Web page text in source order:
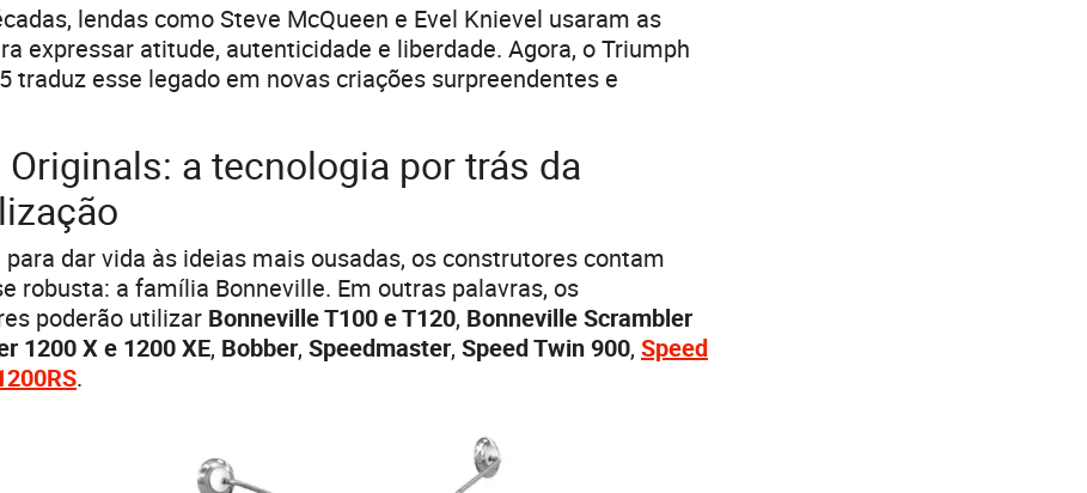
lendas como Steve McQueen e Evel Knievel usaram as
expressar atitude, autenticidade e liberdade. Agora, o Triumph
traduz esse legado em novas criações surpreendentes e
a tecnologia por trás da
para dar vida às ideias mais ousadas, os construtores contam
robusta: a família Bonneville. Em outras palavras, os
poderão utilizar Bonneville T100 e T120, Bonneville Scrambler
1200 X e 1200 XE, Bobber, Speedmaster, Speed ​​Twin 900, Speed
.